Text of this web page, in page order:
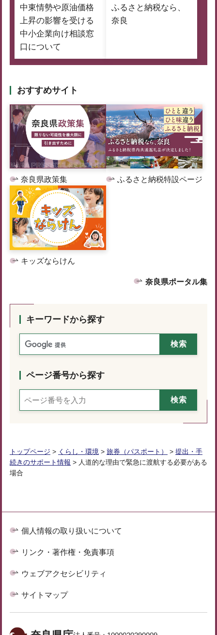
中東情勢や原油価格
上昇の影響を受ける
中小企業向け相談窓
口について
ふるさと納税なら、
奈良
おすすめサイト
奈良県政策集 ふるさと納税特設ページ
キッズならけん
奈良県ポータル集
キーワードから探す
ページ番号から探す
トップページ > くらし・環境 > 旅券（パスポート） > 提出・手
続きのサポート情報 > 人道的な理由で緊急に渡航する必要がある
場合
個人情報の取り扱いについて
リンク・著作権・免責事項
ウェブアクセシビリティ
サイトマップ